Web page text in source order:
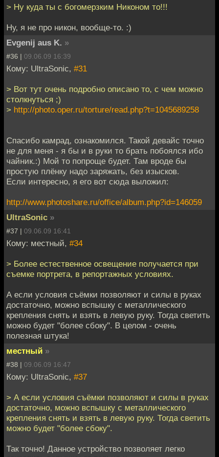
> Ну куда ты с богомерзким Никоном то!!!
Ну, я не про никон, вообще-то. :)
Evgenij aus K. »
#36 | 09.06.09 16:39
Кому: UltraSonic, #31
> Вот тут очень подробно описано то, с чем можно
столкнуться ;)
> http://photo.oper.ru/torture/read.php?t=1045689258
Спасибо камрад, ознакомился. Такой девайс точно
не для меня - я бы и в руки то брать побоялся ибо
чайник.:) Мой то попроще будет. Там вроде бы
простую плёнку надо заряжать, без изысков.
Если интересно, я его вот сюда выложил:
http://www.photoshare.ru/office/album.php?id=146059
UltraSonic »
#37 | 09.06.09 16:41
Кому: местный, #34
> Более естественное освещение получается при
съемке портрета, в репортажных условиях.
А если условия съёмки позволяют и силы в руках
достаточно, можно вспышку с металлического
крепления снять и взять в левую руку. Тогда светить
можно будет "более сбоку". В целом - очень
полезная штука!
местный »
#38 | 09.06.09 16:47
Кому: UltraSonic, #37
> А если условия съёмки позволяют и силы в руках
достаточно, можно вспышку с металлического
крепления снять и взять в левую руку. Тогда светить
можно будет "более сбоку".
Так точно! Данное устройство позволяет легко